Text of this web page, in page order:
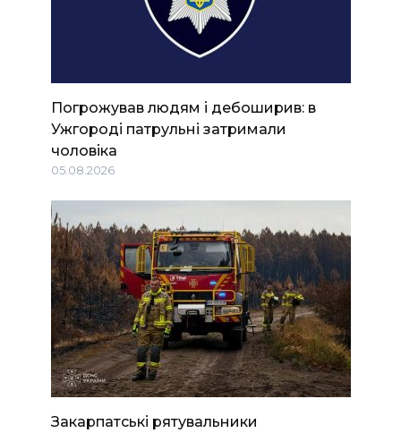
Погрожував людям і дебоширив: в
Ужгороді патрульні затримали
чоловіка
05.08.2026
Закарпатські рятувальники